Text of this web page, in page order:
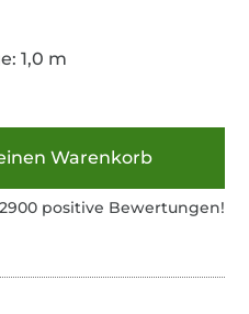
1,0 m
Warenkorb
positive Bewertungen!